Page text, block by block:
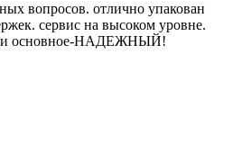
вопросов. отлично упакован
сервис на высоком уровне.
и основное-НАДЕЖНЫЙ!